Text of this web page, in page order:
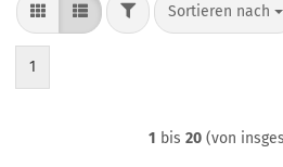
FILTERSortieren nach
Sortieren nach
1
1 bis 20(von